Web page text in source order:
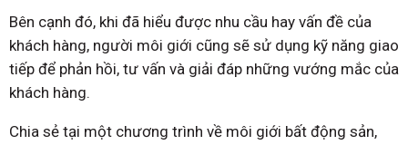
Bên cạnh đó, khi đã hiểu được nhu cầu hay vấn đề của
khách hàng, người môi giới cũng sẽ sử dụng kỹ năng giao
tiếp để phản hồi, tư vấn và giải đáp những vướng mắc của
khách hàng.
Chia sẻ tại một chương trình về môi giới bất động sản,